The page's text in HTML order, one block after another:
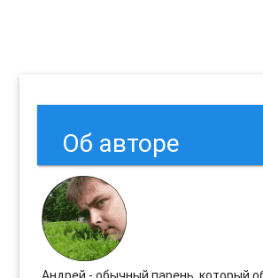
Об авторе